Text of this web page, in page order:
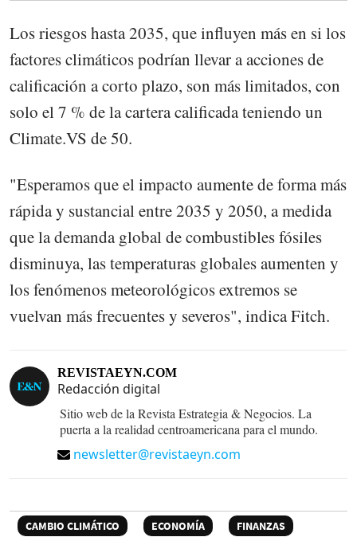
Los riesgos hasta 2035, que influyen más en si los
factores climáticos podrían llevar a acciones de
calificación a corto plazo, son más limitados, con
solo el 7 % de la cartera calificada teniendo un
Climate.VS de 50.
"Esperamos que el impacto aumente de forma más
rápida y sustancial entre 2035 y 2050, a medida
que la demanda global de combustibles fósiles
disminuya, las temperaturas globales aumenten y
los fenómenos meteorológicos extremos se
vuelvan más frecuentes y severos", indica Fitch.
REVISTAEYN.COM
Redacción digital
Sitio web de la Revista Estrategia & Negocios. La
puerta a la realidad centroamericana para el mundo.
newsletter@revistaeyn.com
CAMBIO CLIMÁTICO ECONOMÍA
FINANZAS